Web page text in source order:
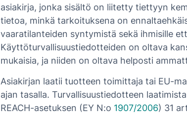
asiakirja, jonka sisältö on liitetty tiettyyn
tietoa, minkä tarkoituksena on
vaaratilanteiden syntymistä sekä ihmisille
Käyttöturvallisuustiedotteiden on oltava
mukaisia, ja niiden on oltava helposti
Asiakirjan laatii tuotteen toimittaja tai EU-
ajan tasalla. Turvallisuustiedotteen
REACH-asetuksen (EY N:o 1907/2006) 31